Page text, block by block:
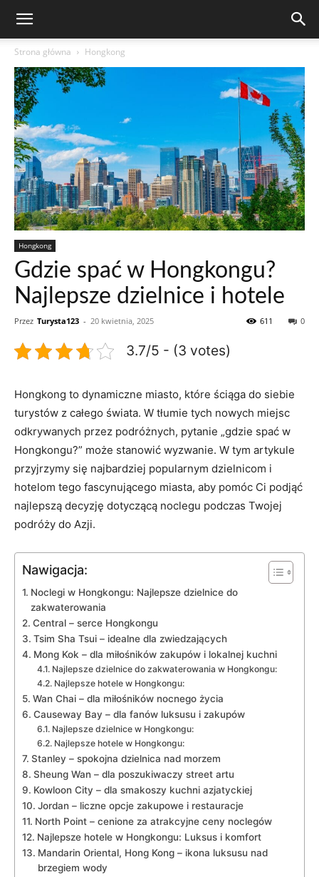
Strona główna Hongkong
Hongkong
Gdzie spać w Hongkongu?
Najlepsze dzielnice i hotele
Przez Turysta123 - 20 kwietnia, 2025 0
611
3.7/5 - (3 votes)
Hongkong to dynamiczne miasto, które​ ściąga do siebie
turystów z całego świata.‌ W tłumie tych nowych miejsc
odkrywanych przez podróżnych,⁢ pytanie „gdzie spać w
Hongkongu?” może stanowić wyzwanie.⁣ W tym artykule
przyjrzymy⁢ się najbardziej popularnym dzielnicom i
hotelom tego fascynującego miasta, aby​ pomóc Ci podjąć
najlepszą decyzję‌ dotyczącą noclegu⁢ podczas Twojej
podróży do Azji.
Nawigacja:
Noclegi w Hongkongu: Najlepsze ‌dzielnice do
zakwaterowania
Central – serce Hongkongu
Tsim Sha Tsui – idealne dla zwiedzających
Mong Kok – dla miłośników zakupów⁤ i lokalnej kuchni
Najlepsze dzielnice do zakwaterowania w Hongkongu:
Najlepsze hotele w Hongkongu:
Wan Chai‌ – dla‌ miłośników nocnego życia
Causeway Bay – dla ⁣fanów luksusu i zakupów
Najlepsze dzielnice w Hongkongu:
Najlepsze hotele w ​Hongkongu:
Stanley – spokojna dzielnica ​nad morzem
Sheung Wan – dla poszukiwaczy street artu
Kowloon City – dla smakoszy kuchni azjatyckiej
Jordan – liczne opcje zakupowe i restauracje
North Point – ​cenione za atrakcyjne ceny‍ noclegów
Najlepsze hotele w Hongkongu: Luksus i komfort
Mandarin Oriental, Hong Kong – ikona luksusu nad
brzegiem wody